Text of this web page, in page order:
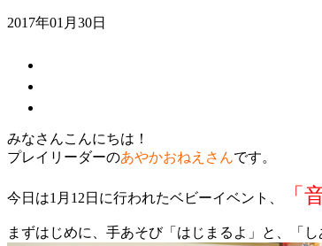
2017年01月30日
みなさんこんにちは！
プレイリーダーのあやかおねえさんです。
今日は1月12日に行われたベビーイベント、 「
まずはじめに、手あそび「はじまるよ」と、「